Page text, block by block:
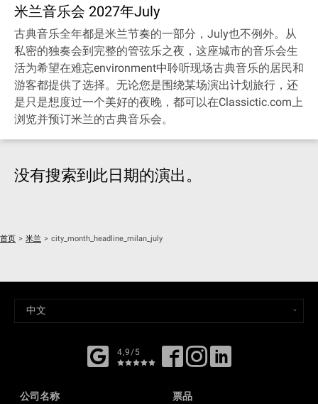
米兰音乐会 2027年July
古典音乐全年都是米兰节奏的一部分，July也不例外。从
私密的独奏会到完整的管弦乐之夜，这座城市的音乐会生
活为希望在难忘environment中聆听现场古典音乐的居民和
游客都提供了选择。无论您是围绕某场演出计划旅行，还
是只是想度过一个美好的夜晚，都可以在Classictic.com上
浏览并预订米兰的古典音乐会。
没有搜索到此日期的演出。
首页 > 米兰 > city_month_headline_milan_july
4,9/5
公司名称 票品